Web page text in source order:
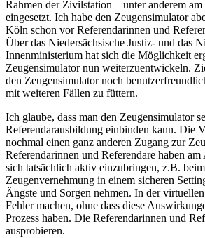
Rahmen der Zivilstation – unter anderem
eingesetzt. Ich habe den Zeugensimulator
Köln schon vor Referendarinnen und
Über das Niedersächsische Justiz- und das
Innenministerium hat sich die Möglichkeit
Zeugensimulator nun weiterzuentwickeln.
den Zeugensimulator noch
mit weiteren Fällen zu füttern.
Ich glaube, dass man den Zeugensimulator
Referendarausbildung einbinden kann. Die
nochmal einen ganz anderen Zugang zur
Referendarinnen und Referendare haben
sich tatsächlich aktiv einzubringen, z.B.
Zeugenvernehmung in einem sicheren
Ängste und Sorgen nehmen. In der
Fehler machen, ohne dass diese
Prozess haben. Die Referendarinnen und
ausprobieren.